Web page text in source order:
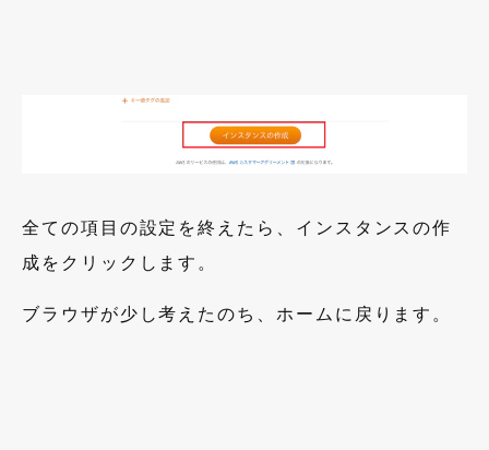
全ての項目の設定を終えたら、インスタンスの作
成をクリックします。
ブラウザが少し考えたのち、ホームに戻ります。